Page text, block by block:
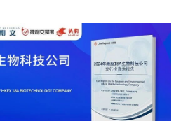
医疗与生命科学
半导体与芯片